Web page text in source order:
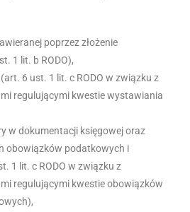
poprzez złożenie
1 lit. b RODO),
6 ust. 1 lit. c RODO w związku z
regulującymi kwestie wystawiania
w dokumentacji księgowej oraz
obowiązków podatkowych i
1 lit. c RODO w związku z
regulującymi kwestie obowiązków